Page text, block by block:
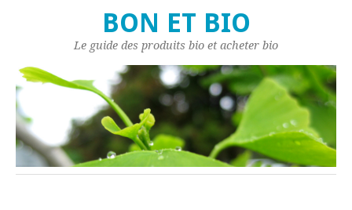
BON ET BIO
Le guide des produits bio et acheter bio